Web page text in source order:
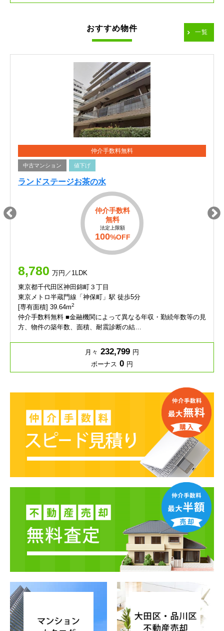
おすすめ物件 一覧
仲介手数料無料
中古マンション 値下げ
ランドステージお茶の水
仲介手数料
無料
法定上限額
100%OFF
8,780 万円／1LDK
東京都千代田区神田錦町３丁目
東京メトロ半蔵門線「神保町」駅 徒歩5分
[専有面積] 39.64m2
仲介手数料無料 ■金融機関によって異なる年収・勤続年数等の見
方、物件の築年数、面積、耐震診断の結…
月々 232,799 円
ボーナス 0 円